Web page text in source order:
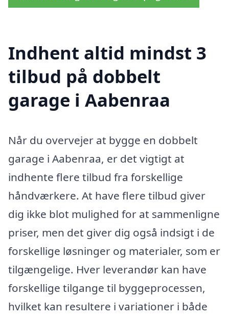
Indhent altid mindst 3
tilbud på dobbelt
garage i Aabenraa
Når du overvejer at bygge en dobbelt
garage i Aabenraa, er det vigtigt at
indhente flere tilbud fra forskellige
håndværkere. At have flere tilbud giver
dig ikke blot mulighed for at sammenligne
priser, men det giver dig også indsigt i de
forskellige løsninger og materialer, som er
tilgængelige. Hver leverandør kan have
forskellige tilgange til byggeprocessen,
hvilket kan resultere i variationer i både